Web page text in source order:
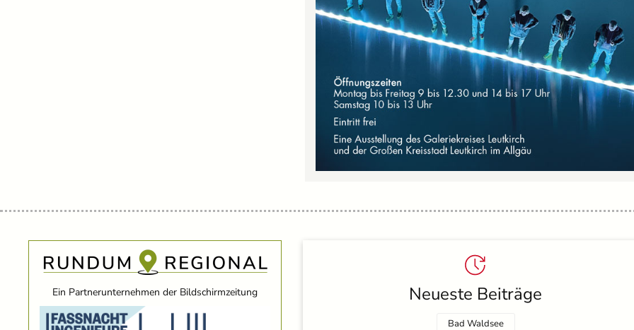
Neueste Beiträge
Bad Waldsee
Ein Partnerunternehmen der Bildschirmzeitung